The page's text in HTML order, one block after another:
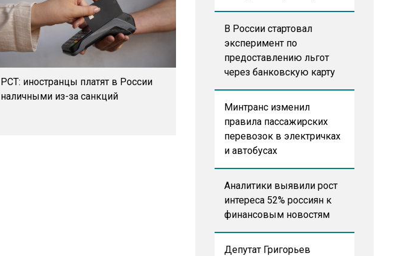
РСТ: иностранцы платят в России
наличными из-за санкций
В России стартовал
эксперимент по
предоставлению льгот
через банковскую карту
Минтранс изменил
правила пассажирских
перевозок в электричках
и автобусах
Аналитики выявили рост
интереса 52% россиян к
финансовым новостям
Депутат Григорьев